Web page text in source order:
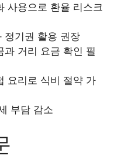
사용으로 환율 리스크
정기권 활용 권장
과 거리 요금 확인 필
요리로 식비 절약 가
부담 감소